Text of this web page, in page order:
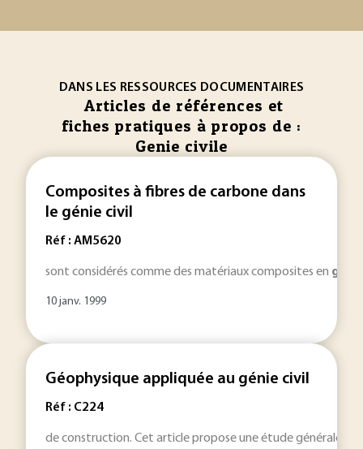
DANS LES RESSOURCES DOCUMENTAIRES
Articles de références et
fiches pratiques à propos de :
Genie civile
Composites à fibres de carbone dans
le génie civil
Réf : AM5620
sont considérés comme des matériaux composites en
10 janv. 1999
Géophysique appliquée au génie civil
Réf : C224
de construction. Cet article propose une étude générale